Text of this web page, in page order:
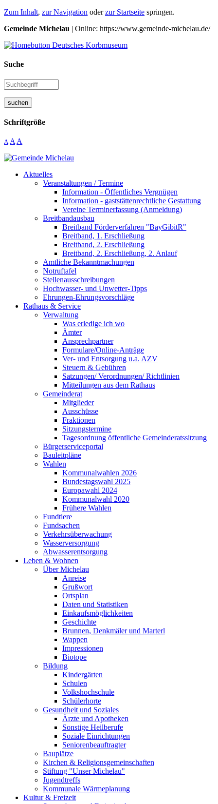
Zum Inhalt, zur Navigation oderzur Startseite springen.
Gemeinde Michelau | Online: https://www.gemeinde-michelau.de/
Suche
suchen
Schriftgröße
A A A
Aktuelles
Veranstaltungen / Termine
Information - Öffentliches Vergnügen
Information - gaststättenrechtliche Gestattung
Vereine Terminerfassung (Anmeldung)
Breitbandausbau
Breitband Förderverfahren "BayGibitR"
Breitband, 1. Erschließung
Breitband, 2. Erschließung
Breitband, 2. Erschließung, 2. Anlauf
Amtliche Bekanntmachungen
Notruftafel
Stellenausschreibungen
Hochwasser- und Unwetter-Tipps
Ehrungen-Ehrungsvorschläge
Rathaus & Service
Verwaltung
Was erledige ich wo
Ämter
Ansprechpartner
Formulare/Online-Anträge
Ver- und Entsorgung u.a. AZV
Steuern & Gebühren
Satzungen/ Verordnungen/ Richtlinien
Mitteilungen aus dem Rathaus
Gemeinderat
Mitglieder
Ausschüsse
Fraktionen
Sitzungstermine
Tagesordnung öffentliche Gemeinderatssitzung
Bürgerserviceportal
Bauleitpläne
Wahlen
Kommunalwahlen 2026
Bundestagswahl 2025
Europawahl 2024
Kommunalwahl 2020
Frühere Wahlen
Fundtiere
Fundsachen
Verkehrsüberwachung
Wasserversorgung
Abwasserentsorgung
Leben & Wohnen
Über Michelau
Anreise
Grußwort
Ortsplan
Daten und Statistiken
Einkaufsmöglichkeiten
Geschichte
Brunnen, Denkmäler und Marterl
Wappen
Impressionen
Biotope
Bildung
Kindergärten
Schulen
Volkshochschule
Schülerhorte
Gesundheit und Soziales
Ärzte und Apotheken
Sonstige Heilberufe
Soziale Einrichtungen
Seniorenbeauftragter
Bauplätze
Kirchen & Religionsgemeinschaften
Stiftung "Unser Michelau"
Jugendtreffs
Kommunale Wärmeplanung
Kultur & Freizeit